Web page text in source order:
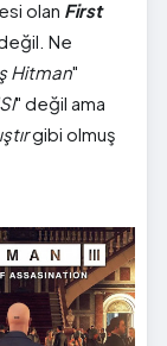
olan First
Ne
Hitman"
" değil ama
gibi olmuş